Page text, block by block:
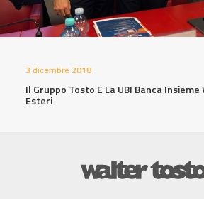
3 dicembre 2018
Il Gruppo Tosto E La UBI Banca
Esteri